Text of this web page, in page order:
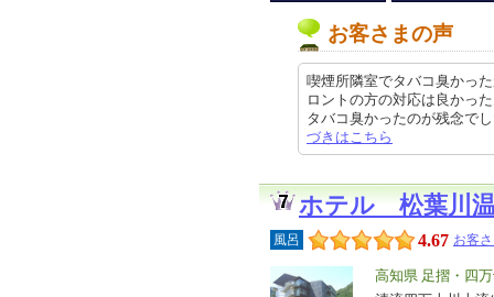
お客さまの声
喫煙所隣室でタバコ臭かっ
ロントの方の対応は良かっ
タバコ臭かったのが残念で
づきはこちら
ホテル 松葉川
風呂 4.67 お客
エ
高知県 足摺・四